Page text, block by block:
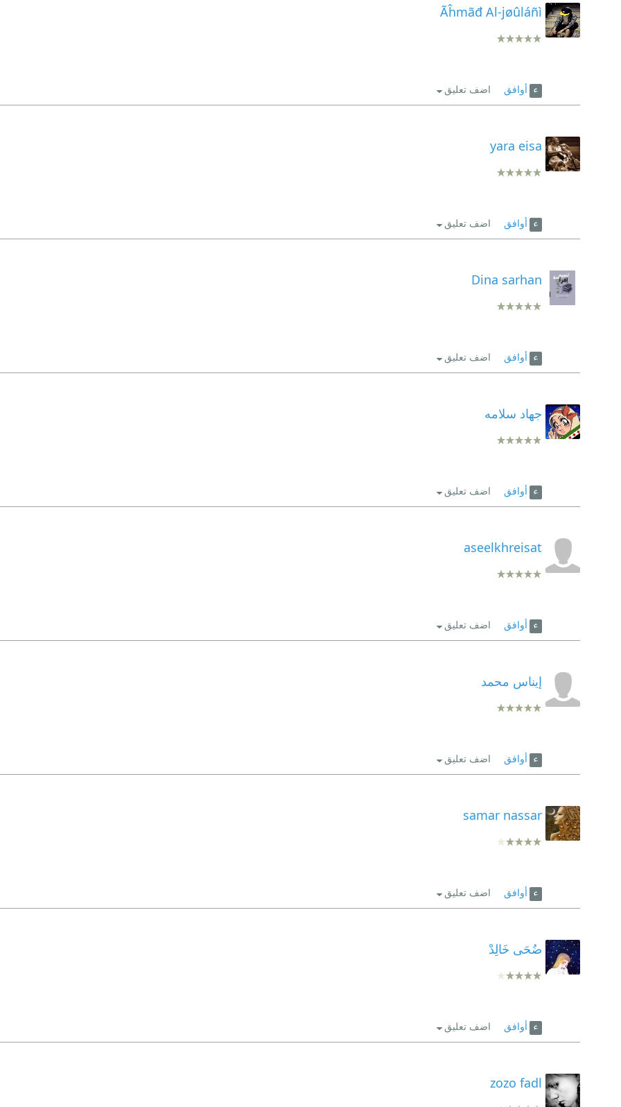
Ãĥmãđ Al-jøûláñì
أوافق اضف تعليق
yara eisa
أوافق اضف تعليق
Dina sarhan
أوافق اضف تعليق
جهاد سلامه
أوافق اضف تعليق
aseelkhreisat
أوافق اضف تعليق
إيناس محمد
أوافق اضف تعليق
samar nassar
أوافق اضف تعليق
ضُحَى خَالِدْ
أوافق اضف تعليق
zozo fadl